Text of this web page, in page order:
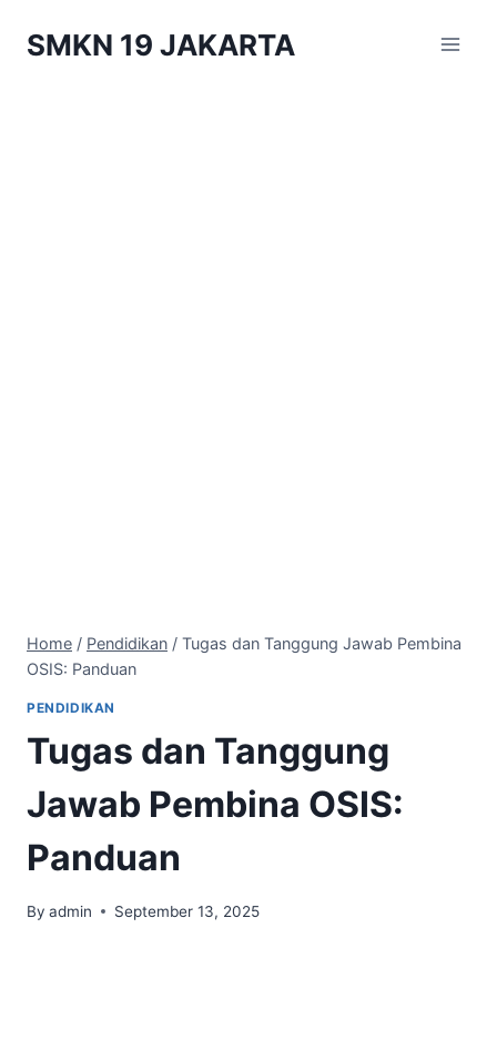
SMKN 19 JAKARTA
Home / Pendidikan / Tugas dan Tanggung Jawab Pembina
OSIS: Panduan
PENDIDIKAN
Tugas dan Tanggung
Jawab Pembina OSIS:
Panduan
By admin September 13, 2025